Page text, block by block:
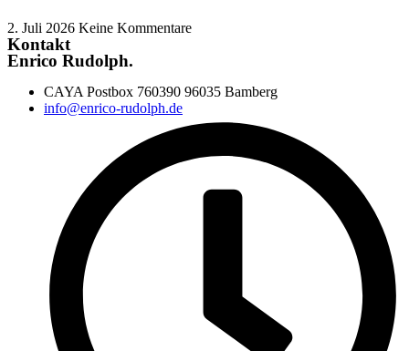
2. Juli 2026 Keine Kommentare
Kontakt
Enrico Rudolph.
CAYA Postbox 760390 96035 Bamberg
info@enrico-rudolph.de